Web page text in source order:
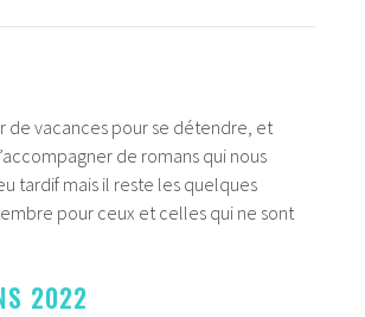
de vacances pour se détendre, et
de romans qui nous
tardif mais il reste les quelques
pour ceux et celles qui ne sont
2022